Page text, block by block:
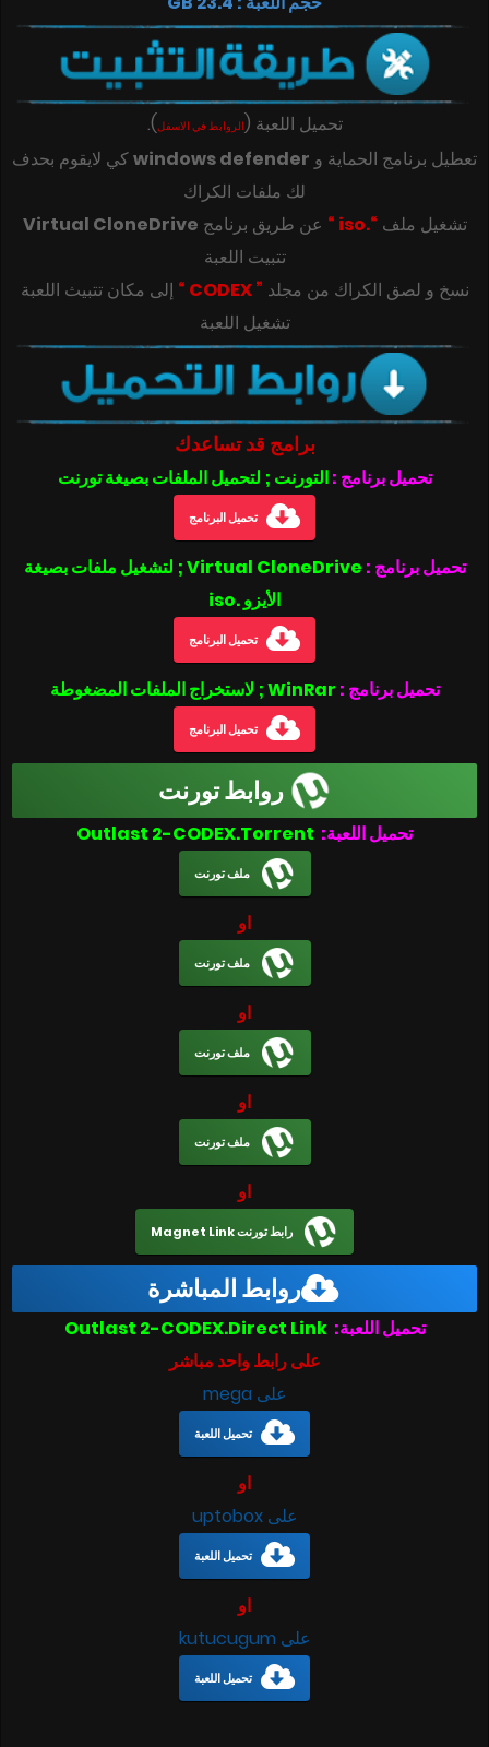
تحميل اللعبة (الروابط في الاسفل)
.
تعطيل برنامج الحماية و windows defenderكي لايقوم بحدف
لك ملفات الكراك
تشغيل ملف “.iso “ عن طريق برنامج Virtual CloneDrive
تتبيت اللعبة
‎‫نسخ و لصق الكراك من مجلد ” CODEX “
تشغيل اللعبة
برامج قد تساعدك
تحميل برنامج :التورنت ; لتحميل الملفات بصيغة تورنت
تحميل البرنامج
تحميل برنامج :
Virtual CloneDrive ; لتشغيل ملفات بصيغة
الأيزو .iso
تحميل البرنامج
تحميل برنامج : WinRar ; لاستخراج الملفات المضغوطة
تحميل البرنامج
روابط تورنت
تحميل اللعبة:
ملف تورنت
او
ملف تورنت
او
ملف تورنت
او
ملف تورنت
او
رابط تورنت Magnet Link
روابط المباشرة
تحميل اللعبة: Outlast 2-CODEX.Direct Link
على رابط واحد مباشر
على mega
تحميل اللعبة
او
على uptobox
تحميل اللعبة
او
على kutucugum
تحميل اللعبة